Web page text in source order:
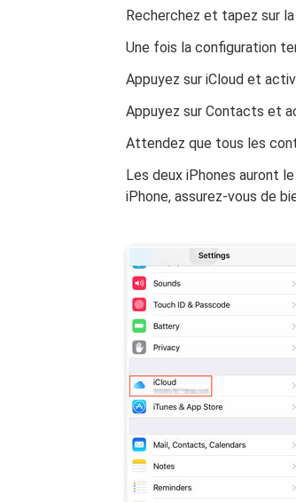
Recherchez et tapez sur
Une fois la configuration
Appuyez sur iCloud et
Appuyez sur Contacts et
Attendez que tous les
Les deux iPhones auront
iPhone, assurez-vous de